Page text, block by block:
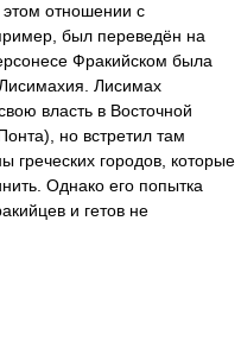
этом отношении с
был переведён на
Фракийском была
Лисимах
власть в Восточной
но встретил там
греческих городов, которые
Однако его попытка
и гетов не